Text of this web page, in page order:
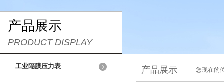
产品展示
PRODUCT DISPLAY
工业隔膜压力表 产品展示 您现在的